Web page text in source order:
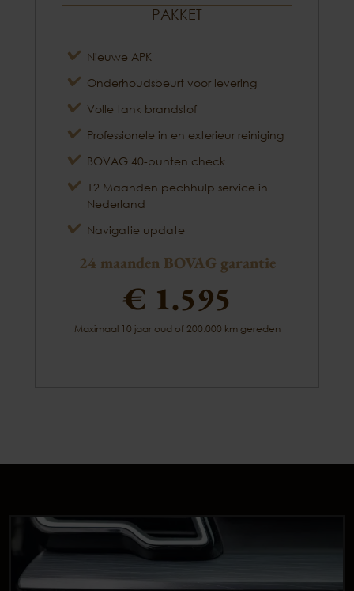
PAKKET
Nieuwe APK
Onderhoudsbeurt voor levering
Volle tank brandstof
Professionele in en exterieur reiniging
BOVAG 40-punten check
12 Maanden pechhulp service in
Nederland
Navigatie update
24 maanden BOVAG garantie
€ 1.595
Maximaal 10 jaar oud of 200.000 km gereden